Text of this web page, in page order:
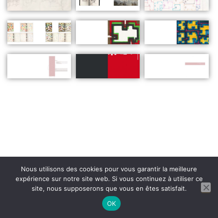
Nous utilisons des cookies pour vous garantir la meilleure
expérience sur notre site web. Si vous continuez à utiliser ce
site, nous supposerons que vous en êtes satisfait.
OK